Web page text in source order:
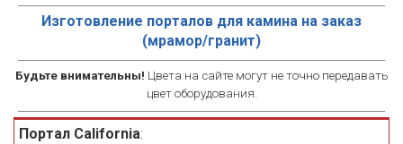
Изготовление порталов для камина на заказ
(мрамор/гранит)
Будьте внимательны! Цвета на сайте могут не точно передавать
цвет оборудования.
Портал California: